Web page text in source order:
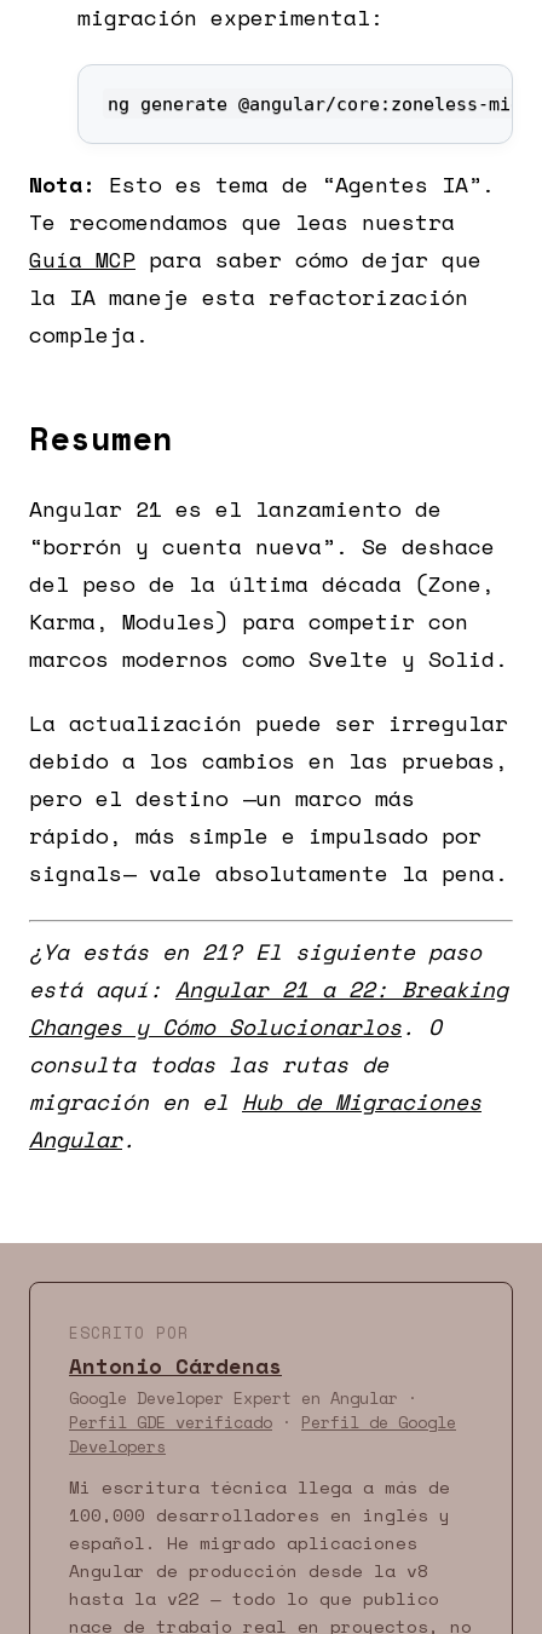
migración experimental:
ng generate @angular/core:zoneless-
Nota:
Esto es tema de “Agentes IA”.
Te recomendamos que leas nuestra
Guía MCP para saber cómo dejar que
la IA maneje esta refactorización
compleja.
Resumen
Angular 21 es el lanzamiento de
“borrón y cuenta nueva”. Se deshace
del peso de la última década (Zone,
Karma, Modules) para competir con
marcos modernos como Svelte y Solid.
La actualización puede ser irregular
debido a los cambios en las pruebas,
pero el destino —un marco más
rápido, más simple e impulsado por
signals— vale absolutamente la pena.
¿Ya estás en 21? El siguiente paso
está aquí: Angular 21 a 22: Breaking
Changes y Cómo Solucionarlos. O
consulta todas las rutas de
migración en el Hub de Migraciones
Angular.
ESCRITO POR
Antonio Cárdenas
Google Developer Expert en Angular ·
Perfil GDE verificado · Perfil de Google
Developers
Mi escritura técnica llega a más de
100,000 desarrolladores en inglés y
español. He migrado aplicaciones
Angular de producción desde la v8
hasta la v22 — todo lo que publico
nace de trabajo real en proyectos, no